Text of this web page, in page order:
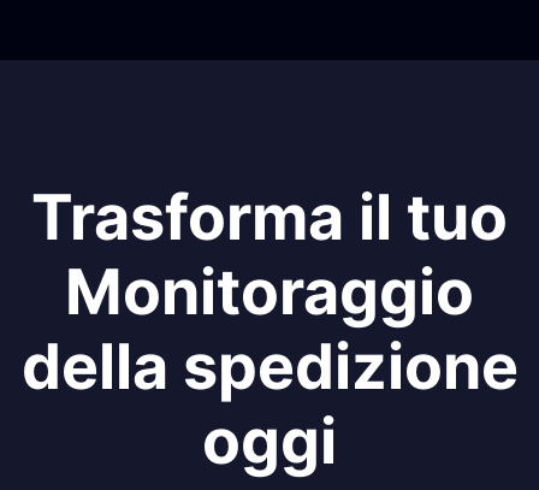
Trasforma il tuo
Monitoraggio
della spedizione
oggi